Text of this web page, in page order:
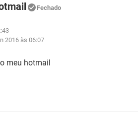
Fechado
2016 às 06:07
meu hotmail